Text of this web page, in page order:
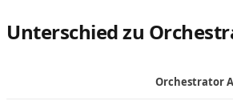
Unterschied zu
Orchestrator